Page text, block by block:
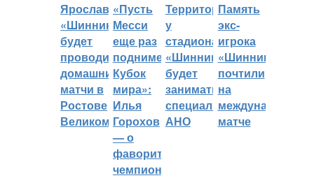
Ярославский
«Шинник»
будет
проводить
домашние
матчи в
Ростове
Великом
«Пусть
Месси
еще раз
поднимет
Кубок
мира»:
Илья
Горохов
— о
фаворитах
чемпионата
Территорией
у
стадиона
«Шинник»
будет
заниматься
специальное
АНО
Память
экс-
игрока
«Шинника»
почтили
на
международном
матче